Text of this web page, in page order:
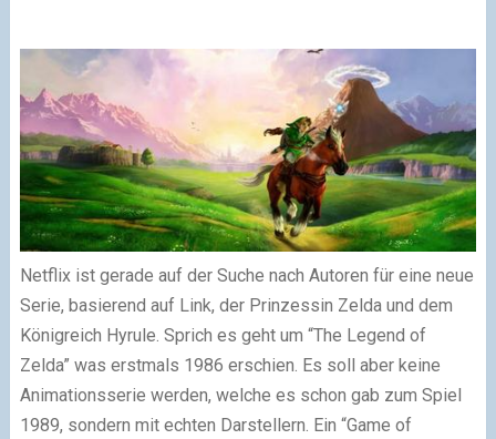
Netflix ist gerade auf der Suche nach Autoren für eine neue
Serie, basierend auf Link, der Prinzessin Zelda und dem
Königreich Hyrule. Sprich es geht um “The Legend of
Zelda” was erstmals 1986 erschien. Es soll aber keine
Animationsserie werden, welche es schon gab zum Spiel
1989, sondern mit echten Darstellern. Ein “Game of